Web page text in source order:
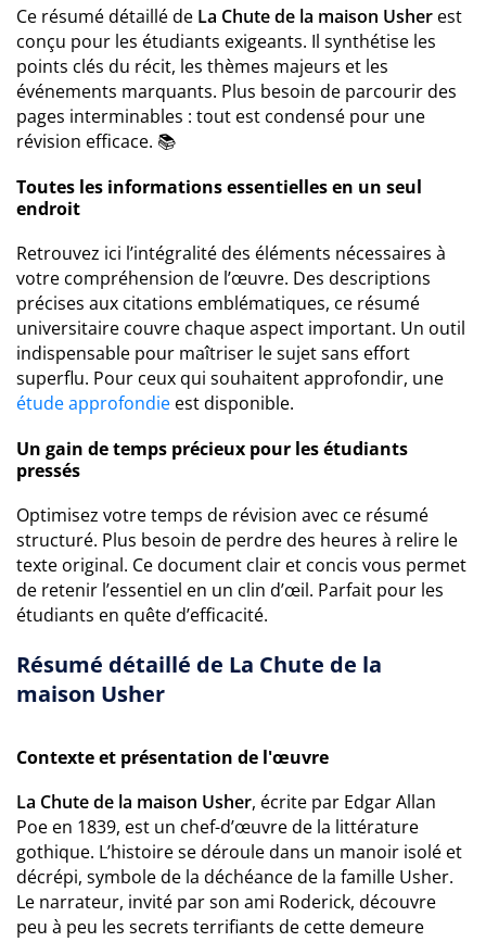
Ce résumé détaillé de La Chute de la maison Usher est
conçu pour les étudiants exigeants. Il synthétise les
points clés du récit, les thèmes majeurs et les
événements marquants. Plus besoin de parcourir des
pages interminables : tout est condensé pour une
révision efficace. 📚
Toutes les informations essentielles en un seul
endroit
Retrouvez ici l’intégralité des éléments nécessaires à
votre compréhension de l’œuvre. Des descriptions
précises aux citations emblématiques, ce résumé
universitaire couvre chaque aspect important. Un outil
indispensable pour maîtriser le sujet sans effort
superflu. Pour ceux qui souhaitent approfondir, une
étude approfondie est disponible.
Un gain de temps précieux pour les étudiants
pressés
Optimisez votre temps de révision avec ce résumé
structuré. Plus besoin de perdre des heures à relire le
texte original. Ce document clair et concis vous permet
de retenir l’essentiel en un clin d’œil. Parfait pour les
étudiants en quête d’efficacité.
Résumé détaillé de La Chute de la
maison Usher
Contexte et présentation de l'œuvre
La Chute de la maison Usher, écrite par Edgar Allan
Poe en 1839, est un chef-d’œuvre de la littérature
gothique. L’histoire se déroule dans un manoir isolé et
décrépi, symbole de la déchéance de la famille Usher.
Le narrateur, invité par son ami Roderick, découvre
peu à peu les secrets terrifiants de cette demeure